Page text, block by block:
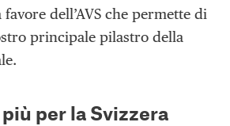
dell’AVS che permette di
principale pilastro della
per la Svizzera